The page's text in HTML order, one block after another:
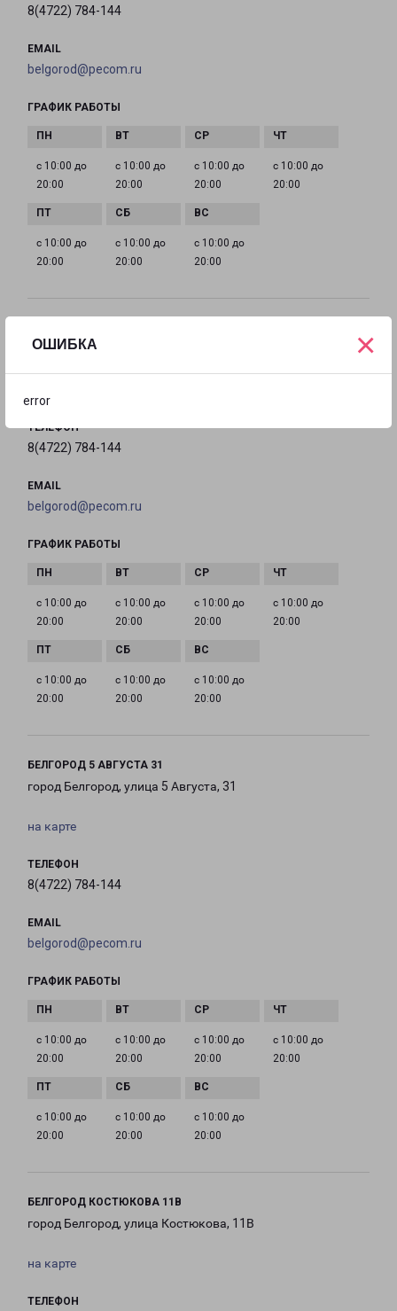
ОШИБКА
error
×
8(4722) 784-144
EMAIL
belgorod@pecom.ru
ГРАФИК РАБОТЫ
с 10:00 до
20:00
с 10:00 до
20:00
с 10:00 до
20:00
с 10:00 до
20:00
с 10:00 до
20:00
с 10:00 до
20:00
с 10:00 до
20:00
город Белгород, бульвар Народный, 43
ТЕЛЕФОН
8(4722) 784-144
EMAIL
belgorod@pecom.ru
ГРАФИК РАБОТЫ
с 10:00 до
20:00
с 10:00 до
20:00
с 10:00 до
20:00
с 10:00 до
20:00
с 10:00 до
20:00
с 10:00 до
20:00
с 10:00 до
20:00
БЕЛГОРОД 5 АВГУСТА 31
город Белгород, улица 5 Августа, 31
на карте
ТЕЛЕФОН
8(4722) 784-144
EMAIL
belgorod@pecom.ru
ГРАФИК РАБОТЫ
с 10:00 до
20:00
с 10:00 до
20:00
с 10:00 до
20:00
с 10:00 до
20:00
с 10:00 до
20:00
с 10:00 до
20:00
с 10:00 до
20:00
БЕЛГОРОД КОСТЮКОВА 11В
город Белгород, улица Костюкова, 11В
на карте
ТЕЛЕФОН